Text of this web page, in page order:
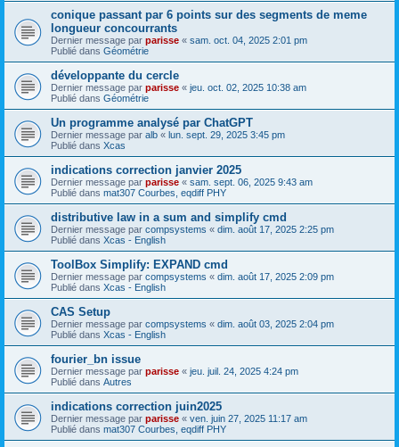
conique passant par 6 points sur des segments de meme
longueur concourrants
Dernier message par parisse « sam. oct. 04, 2025 2:01 pm
Publié dans Géométrie
développante du cercle
Dernier message par parisse « jeu. oct. 02, 2025 10:38 am
Publié dans Géométrie
Un programme analysé par ChatGPT
Dernier message par alb « lun. sept. 29, 2025 3:45 pm
Publié dans Xcas
indications correction janvier 2025
Dernier message par parisse « sam. sept. 06, 2025 9:43 am
Publié dans mat307 Courbes, eqdiff PHY
distributive law in a sum and simplify cmd
Dernier message par compsystems « dim. août 17, 2025 2:25 pm
Publié dans Xcas - English
ToolBox Simplify: EXPAND cmd
Dernier message par compsystems « dim. août 17, 2025 2:09 pm
Publié dans Xcas - English
CAS Setup
Dernier message par compsystems « dim. août 03, 2025 2:04 pm
Publié dans Xcas - English
fourier_bn issue
Dernier message par parisse « jeu. juil. 24, 2025 4:24 pm
Publié dans Autres
indications correction juin2025
Dernier message par parisse « ven. juin 27, 2025 11:17 am
Publié dans mat307 Courbes, eqdiff PHY